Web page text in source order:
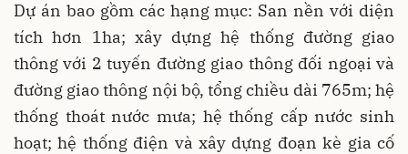
Dự án bao gồm các hạng mục: San nền với diện
tích hơn 1ha; xây dựng hệ thống đường giao
thông với 2 tuyến đường giao thông đối ngoại và
đường giao thông nội bộ, tổng chiều dài 765m; hệ
thống thoát nước mưa; hệ thống cấp nước sinh
hoạt; hệ thống điện và xây dựng đoạn kè gia cố